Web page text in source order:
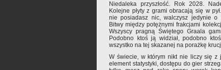
Niedaleka przyszłość. Rok 2028.
Kolejne płyty z grami obracają się w
nie posiadasz nic, walczysz jedynie o
Bitwy między potężnymi frakcjami
Wszyscy pragną Świętego Graala
Podobno ktoś ją widział, podobno
wszystko na tej skazanej na porażkę
W świecie, w którym nikt nie liczy się z
element statystyki, dostępu do gier